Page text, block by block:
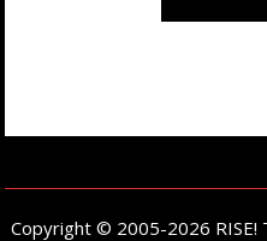
Copyright © 2005-2026